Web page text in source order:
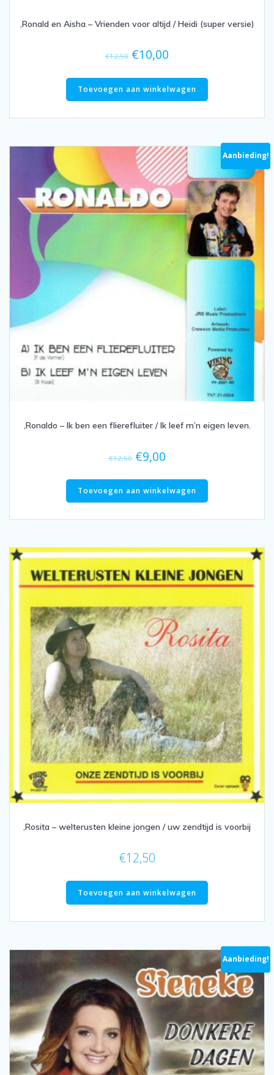
,Ronald en Aisha – Vrienden voor altijd / Heidi (super versie)
€12,50 Oorspronkelijke
was:
€12,50.
€10,00
is:
€10,00.
Toevoegen aan winkelwagen
Aanbieding!
,Ronaldo – Ik ben een flierefluiter / Ik leef m’n eigen leven.
€12,50 Oorspronkelijke
was:
€12,50.
€9,00Huidige
is:
€9,00.
Toevoegen aan winkelwagen
,Rosita – welterusten kleine jongen / uw zendtijd is voorbij
€12,50
Toevoegen aan winkelwagen
Aanbieding!